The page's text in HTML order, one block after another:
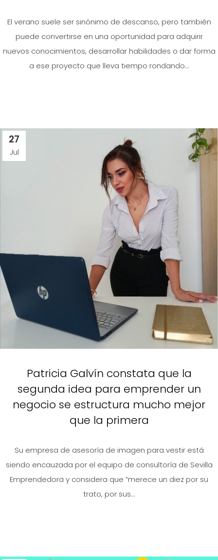
El verano suele ser sinónimo de descanso, pero también
puede convertirse en una oportunidad para adquirir
nuevos conocimientos, desarrollar habilidades o dar forma
a ese proyecto que lleva tiempo rondando...
27
Jul
Patricia Galvín constata que la
segunda idea para emprender un
negocio se estructura mucho mejor
que la primera
Su empresa de asesoría de imagen para vestir está
siendo encauzada por el equipo de consultoría de Sevilla
Emprendedora y considera que “merece un diez por su
trato, por sus...